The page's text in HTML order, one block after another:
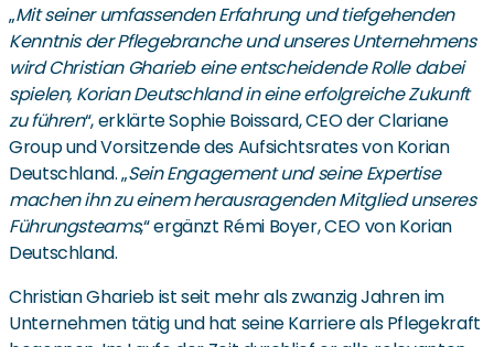
„Mit seiner umfassenden Erfahrung und tiefgehenden
Kenntnis der Pflegebranche und unseres Unternehmens
wird Christian Gharieb eine entscheidende Rolle dabei
spielen, Korian Deutschland in eine erfolgreiche Zukunft
zu führen“, erklärte Sophie Boissard, CEO der Clariane
Group und Vorsitzende des Aufsichtsrates von Korian
Deutschland. „Sein Engagement und seine Expertise
machen ihn zu einem herausragenden Mitglied unseres
Führungsteams,“ ergänzt Rémi Boyer, CEO von Korian
Deutschland.
Christian Gharieb ist seit mehr als zwanzig Jahren im
Unternehmen tätig und hat seine Karriere als Pflegekraft